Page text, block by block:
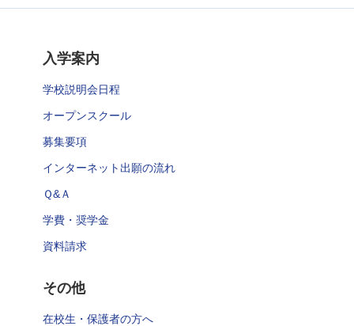
入学案内
学校説明会日程
オープンスクール
募集要項
インターネット出願の流れ
Ｑ&Ａ
学費・奨学金
資料請求
その他
在校生・保護者の方へ